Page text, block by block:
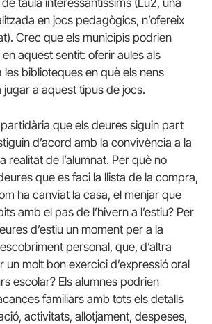
en jocs pedagògics, n’ofereix
Crec que els municipis podrien
aquest sentit: oferir aules als
biblioteques en què els nens
jugar a aquest tipus de jocs.
que els deures siguin part
d’acord amb la convivència a la
realitat de l’alumnat. Per què no
que es faci la llista de la compra,
ha canviat la casa, el menjar que
amb el pas de l’hivern a l’estiu? Per
d’estiu un moment per a la
personal, que, d’altra
un molt bon exercici d’expressió oral
escolar? Els alumnes podrien
familiars amb tots els detalls
activitats, allotjament, despeses,